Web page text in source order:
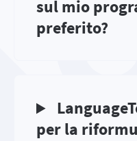
sul mio
preferito?
per la